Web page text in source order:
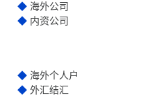
海外公司
内资公司
海外个人户
外汇结汇